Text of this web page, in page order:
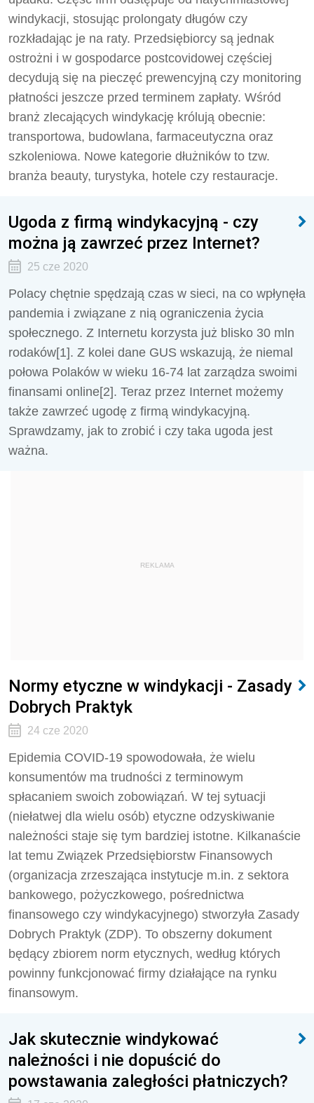
windykacji, stosując prolongaty długów czy
rozkładając je na raty. Przedsiębiorcy są jednak
ostrożni i w gospodarce postcovidowej częściej
decydują się na pieczęć prewencyjną czy monitoring
płatności jeszcze przed terminem zapłaty. Wśród
branż zlecających windykację królują obecnie:
transportowa, budowlana, farmaceutyczna oraz
szkoleniowa. Nowe kategorie dłużników to tzw.
branża beauty, turystyka, hotele czy restauracje.
Ugoda z firmą windykacyjną - czy
można ją zawrzeć przez Internet?
25 cze 2020
Polacy chętnie spędzają czas w sieci, na co wpłynęła
pandemia i związane z nią ograniczenia życia
społecznego. Z Internetu korzysta już blisko 30 mln
rodaków[1]. Z kolei dane GUS wskazują, że niemal
połowa Polaków w wieku 16-74 lat zarządza swoimi
finansami online[2]. Teraz przez Internet możemy
także zawrzeć ugodę z firmą windykacyjną.
Sprawdzamy, jak to zrobić i czy taka ugoda jest
ważna.
REKLAMA
Normy etyczne w windykacji - Zasady
Dobrych Praktyk
24 cze 2020
Epidemia COVID-19 spowodowała, że wielu
konsumentów ma trudności z terminowym
spłacaniem swoich zobowiązań. W tej sytuacji
(niełatwej dla wielu osób) etyczne odzyskiwanie
należności staje się tym bardziej istotne. Kilkanaście
lat temu Związek Przedsiębiorstw Finansowych
(organizacja zrzeszająca instytucje m.in. z sektora
bankowego, pożyczkowego, pośrednictwa
finansowego czy windykacyjnego) stworzyła Zasady
Dobrych Praktyk (ZDP). To obszerny dokument
będący zbiorem norm etycznych, według których
powinny funkcjonować firmy działające na rynku
finansowym.
Jak skutecznie windykować
należności i nie dopuścić do
powstawania zaległości płatniczych?